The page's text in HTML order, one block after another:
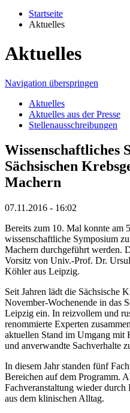
Startseite
Aktuelles
Aktuelles
Navigation überspringen
Aktuelles
Aktuelles aus der Presse
Stellenausschreibungen
Wissenschaftliches
Sächsischen
Machern
07.11.2016 - 16:02
Bereits zum 10. Mal konnte am
wissenschaftliche Symposium
Machern durchgeführt werden.
Vorsitz von Univ.-Prof. Dr.
Köhler aus Leipzig.
Seit Jahren lädt die Sächsische
November-Wochenende in das
Leipzig ein. In reizvollem und
renommierte Experten
aktuellen Stand im Umgang mit
und anverwandte Sachverhalte
In diesem Jahr standen fünf
Bereichen auf dem Programm.
Fachveranstaltung wieder
aus dem klinischen Alltag.